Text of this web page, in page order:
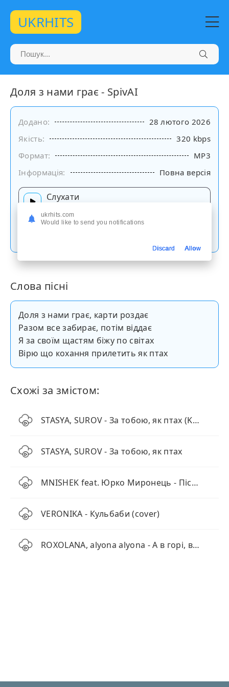
UKRHITS
Доля з нами грає - SpivAI
Додано:
28 лютого 2026
Якість:
320 kbps
Формат:
MP3
Інформація:
Повна версія
Слухати
Слова пісні
Доля з нами грає, карти роздає
Разом все забирає, потім віддає
Я за своїм щастям біжу по світах
Вірю що кохання прилетить як птах
Схожі за змістом:
STASYA, SUROV - За тобою, як птах (KARMV REMIX)
STASYA, SUROV - За тобою, як птах
MNISHEK feat. Юрко Миронець - Пісня Землі
VERONIKA - Кульбаби (cover)
ROXOLANA, alyona alyona - А в горі, в горі
ukrhits.com
Would like to send you notifications
Discard Allow